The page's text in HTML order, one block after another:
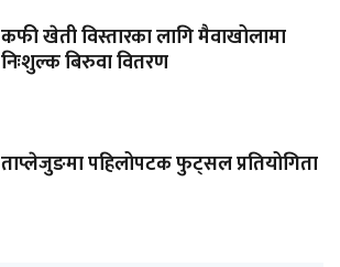
कफी खेती विस्तारका लागि मैवाखोलामा
निःशुल्क बिरुवा वितरण
ताप्लेजुङमा पहिलोपटक फुट्सल प्रतियोगिता